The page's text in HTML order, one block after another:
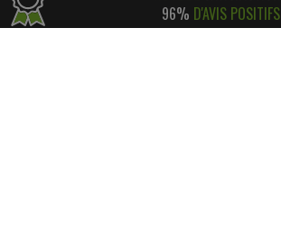
96% D'AVIS POSITIFS